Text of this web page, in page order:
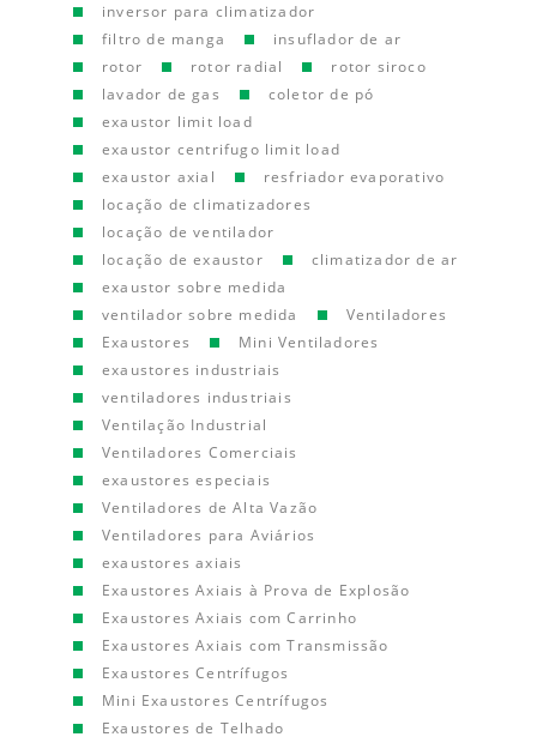
inversor para climatizador
filtro de manga
insuflador de ar
rotor
rotor radial
rotor siroco
lavador de gas
coletor de pó
exaustor limit load
exaustor centrifugo limit load
exaustor axial
resfriador evaporativo
locação de climatizadores
locação de ventilador
locação de exaustor
climatizador de ar
exaustor sobre medida
ventilador sobre medida
Ventiladores
Exaustores
Mini Ventiladores
exaustores industriais
ventiladores industriais
Ventilação Industrial
Ventiladores Comerciais
exaustores especiais
Ventiladores de Alta Vazão
Ventiladores para Aviários
exaustores axiais
Exaustores Axiais à Prova de Explosão
Exaustores Axiais com Carrinho
Exaustores Axiais com Transmissão
Exaustores Centrífugos
Mini Exaustores Centrífugos
Exaustores de Telhado